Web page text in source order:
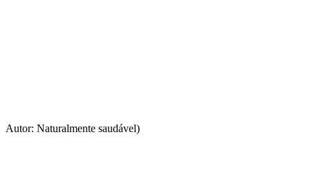
Autor: Naturalmente saudável)